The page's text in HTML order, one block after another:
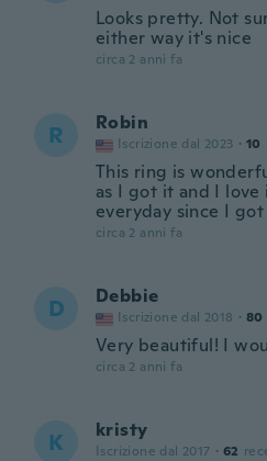
Looks pretty. Not
either way it's nice
circa 2 anni fa
R Robin
Iscrizione dal 2023 · 10
This ring is
as I got it and I love
everyday since I
circa 2 anni fa
D Debbie
Iscrizione dal 2018 · 80
Very beautiful! I
circa 2 anni fa
K kristy
Iscrizione dal 2017 · 62